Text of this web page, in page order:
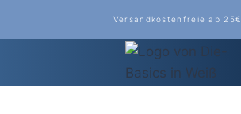
Versandkostenfreie ab 25€